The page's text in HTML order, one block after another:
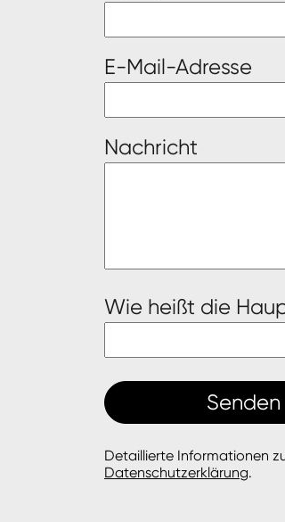
E-Mail-Adresse
Nachricht
Wie heißt die
Detaillierte Informationen
Datenschutzerklärung.